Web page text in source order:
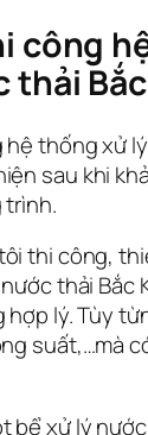
công
thải
hệ thống xử
sau khi
trình.
thi công,
thải Bắc
hợp lý. Tùy
suất,…mà
bể xử lý